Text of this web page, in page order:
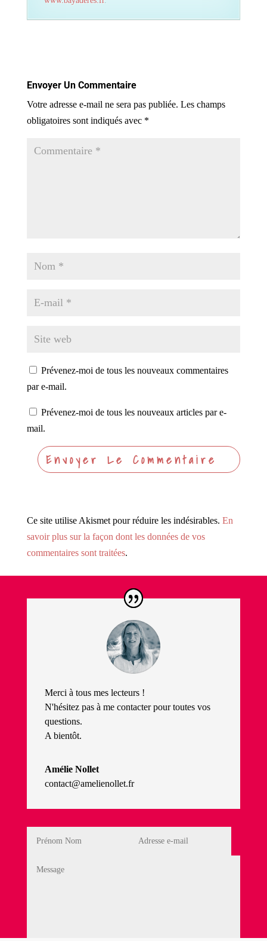
Envoyer Un Commentaire
Votre adresse e-mail ne sera pas publiée. Les champs
obligatoires sont indiqués avec *
Prévenez-moi de tous les nouveaux commentaires
par e-mail.
Prévenez-moi de tous les nouveaux articles par e-
mail.
Ce site utilise Akismet pour réduire les indésirables. En
savoir plus sur la façon dont les données de vos
commentaires sont traitées.
Merci à tous mes lecteurs !
N'hésitez pas à me contacter pour toutes vos
questions.
A bientôt.
Amélie Nollet
contact@amelienollet.fr